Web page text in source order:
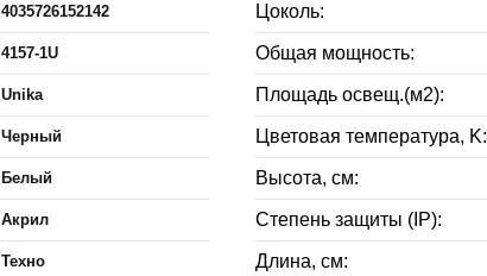
4035726152142
4157-1U
Unika
Черный
Белый
Акрил
Техно
Цоколь:
Общая мощность:
Площадь освещ.(м2):
Цветовая температура, K:
Высота, см:
Степень защиты (IP):
Длина, см: